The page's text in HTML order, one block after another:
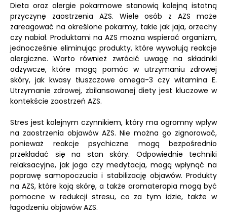
Dieta oraz alergie pokarmowe stanowią kolejną istotną
przyczynę zaostrzenia AZS. Wiele osób z AZS może
zareagować na określone pokarmy, takie jak jaja, orzechy
czy nabiał. Produktami na AZS można wspierać organizm,
jednocześnie eliminując produkty, które wywołują reakcje
alergiczne. Warto również zwrócić uwagę na składniki
odżywcze, które mogą pomóc w utrzymaniu zdrowej
skóry, jak kwasy tłuszczowe omega-3 czy witamina E.
Utrzymanie zdrowej, zbilansowanej diety jest kluczowe w
kontekście zaostrzeń AZS.
Stres jest kolejnym czynnikiem, który ma ogromny wpływ
na zaostrzenia objawów AZS. Nie można go zignorować,
ponieważ reakcje psychiczne mogą bezpośrednio
przekładać się na stan skóry. Odpowiednie techniki
relaksacyjne, jak joga czy medytacja, mogą wpłynąć na
poprawę samopoczucia i stabilizację objawów. Produkty
na AZS, które koją skórę, a także aromaterapia mogą być
pomocne w redukcji stresu, co za tym idzie, także w
łagodzeniu objawów AZS.